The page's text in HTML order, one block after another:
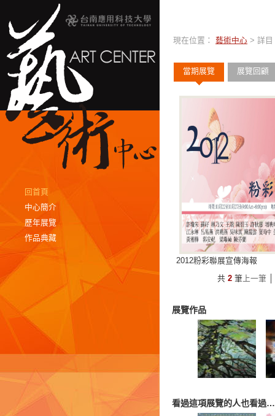
回首頁
中心簡介
歷年展覽
作品典藏
現在位置： 藝術中心 > 詳目
當期展覽 展覽回顧
2012粉彩聯展宣傳海報
共 2 筆上一筆
展覽作品
看過這項展覽的人也看過…